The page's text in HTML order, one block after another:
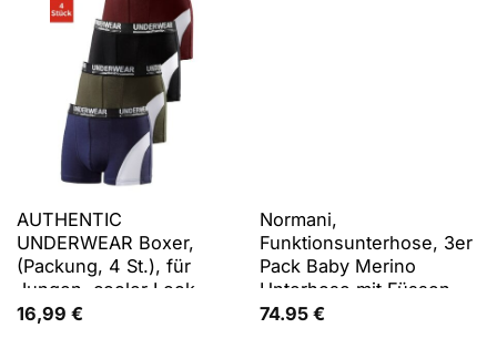
AUTHENTIC
UNDERWEAR Boxer,
(Packung, 4 St.), für
Jungen, cooler Look
durch weißen Einsatz
16,99 €
Normani,
Funktionsunterhose, 3er
Pack Baby Merino
Unterhose mit Füssen -
9543 (80), Rosa, Beige,
74.95 €